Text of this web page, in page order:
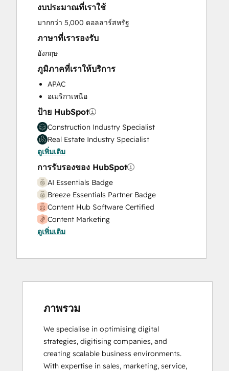
Help Desk Implementation
Knowledge Base Development
Paid Advertising
Programmable Automation
Sales and Marketing Alignment
Sales Coaching and Training
Sales Enablement
Search Engine Optimization
Video Production
Website Design
Website Development
Website Migration
งบประมาณที่เราใช้
มากกว่า 5,000 ดอลลาร์สหรัฐ
ภาษาที่เรารองรับ
อังกฤษ
ภูมิภาคที่เราให้บริการ
APAC
อเมริกาเหนือ
ป้าย HubSpot
Construction Industry Specialist
Real Estate Industry Specialist
ดูเพิ่มเติม
การรับรองของ HubSpot
AI Essentials Badge
Breeze Essentials Partner Badge
Content Hub Software Certified
Content Marketing
Digital Marketing
HubSpot Implementation for Partners
Certification
HubSpot Solutions Partner
ดูเพิ่มเติม
ภาพรวม
We specialise in optimising digital
strategies, digitising companies, and
creating scalable business environments.
With expertise in sales, marketing, service,